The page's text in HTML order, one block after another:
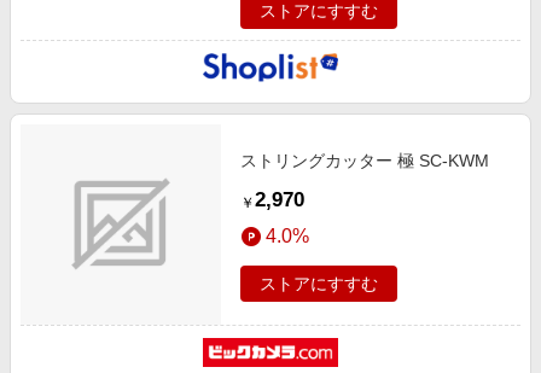
ストアにすすむ
ストリングカッター 極 SC-KWM
￥ 2,970
4.0%
ストアにすすむ